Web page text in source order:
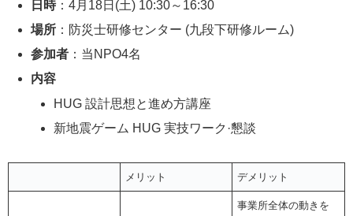
日時：4月18日(土) 10:30～16:30
場所 ：防災士研修センター (九段下研修ルーム)
参加者 ：当NPO4名
内容
HUG 設計思想と進め方講座
新地震ゲーム HUG 実技ワーク·懇談
メリット デメリット
事業所全体の動きを